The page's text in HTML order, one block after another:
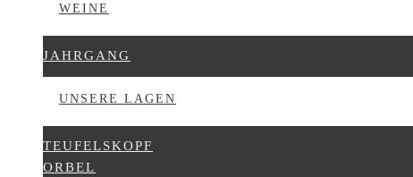
WEINE
JAHRGANG
UNSERE LAGEN
TEUFELSKOPF
ORBEL